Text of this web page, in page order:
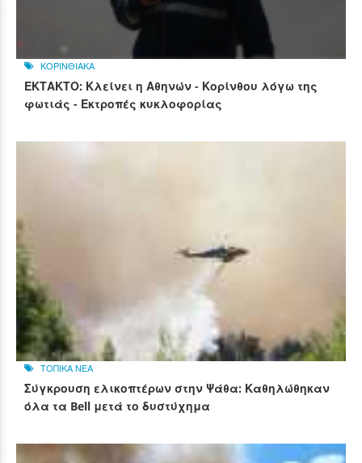
ΚΟΡΙΝΘΙΑΚΑ
ΕΚΤΑΚΤΟ: Κλείνει η Αθηνών - Κορίνθου λόγω της
φωτιάς - Εκτροπές κυκλοφορίας
ΤΟΠΙΚΑ ΝΕΑ
Σύγκρουση ελικοπτέρων στην Ψάθα: Καθηλώθηκαν
όλα τα Bell μετά το δυστύχημα